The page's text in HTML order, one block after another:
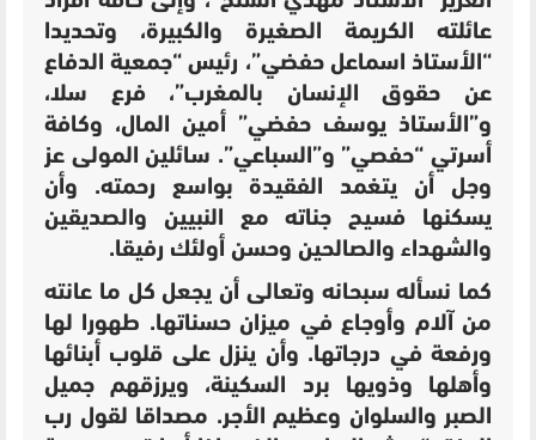
عائلته الكريمة الصغيرة والكبيرة، وتحديدا
“الأستاذ اسماعل حفضي”، رئيس “جمعية الدفاع
عن حقوق الإنسان بالمغرب”، فرع سلا،
و”الأستاذ يوسف حفضي” أمين المال، وكافة
أسرتي “حفصي” و”السباعي”. سائلين المولى عز
وجل أن يتغمد الفقيدة بواسع رحمته. وأن
يسكنها فسيح جناته مع النبيين والصديقين
والشهداء والصالحين وحسن أولئك رفيقا.
كما نسأله سبحانه وتعالى أن يجعل كل ما عانته
من آلام وأوجاع في ميزان حسناتها. طهورا لها
ورفعة في درجاتها. وأن ينزل على قلوب أبنائها
وأهلها وذويها برد السكينة، ويرزقهم جميل
الصبر والسلوان وعظيم الأجر. مصداقا لقول رب